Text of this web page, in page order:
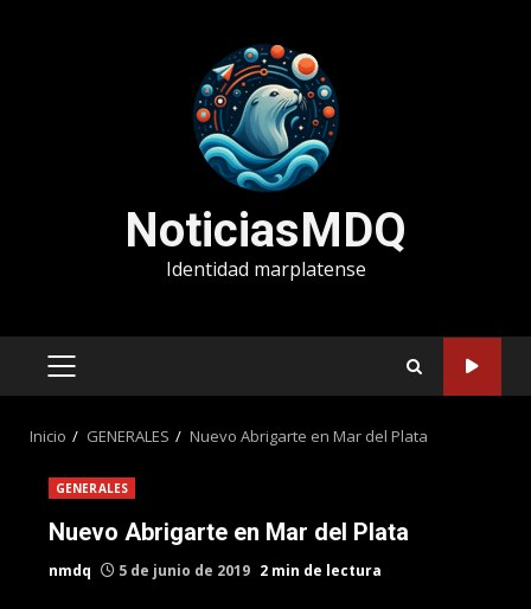
NoticiasMDQ
Identidad marplatense
MENÚ
Inicio GENERALES Nuevo Abrigarte en Mar del Plata
GENERALES
Nuevo Abrigarte en Mar del Plata
nmdq 5 de junio de 2019 2 min de lectura